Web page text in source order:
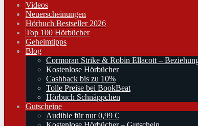
Videos
Neuerscheinungen
Hörbuch Bestseller 2026
Top 100 Hörbücher
Geheimtipps
Blog
Cormoran Strike & Robin Ellacott –
Kostenlose Hörbücher
Cashback bis zu 10%
Tolle Preise bei BookBeat
Hörbuch Schnäppchen
Gutscheine
Audible für nur 0,99 €